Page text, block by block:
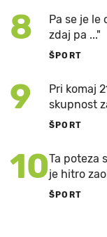
8
Pa se je le
zdaj pa ..."
ŠPORT
9
Pri komaj
skupnost
ŠPORT
10Ta poteza
je hitro
ŠPORT